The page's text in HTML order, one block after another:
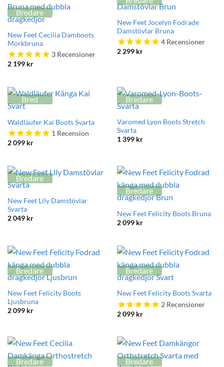
Bredare
New Feet Cecilia Damboots
Mörkbruna
3Recensioner
2 199 kr
New Feet Jocelyn Fodrade
Damstövlar Bruna
4Recensioner
2 299 kr
Bred
Waldläufer Kai Boots Svarta
1 Recension
2 099 kr
Bredare
Varomed Lyon Boots Stretch
Svarta
1 399 kr
Bredare
New Feet Lily Damstövlar
Svarta
2 049 kr
Bredare
New Feet Felicity Boots Bruna
2 099 kr
Bredare
New Feet Felicity Boots
Ljusbruna
2 099 kr
Bredare
New Feet Felicity Boots Svarta
2Recensioner
2 099 kr
Bredare Bredare